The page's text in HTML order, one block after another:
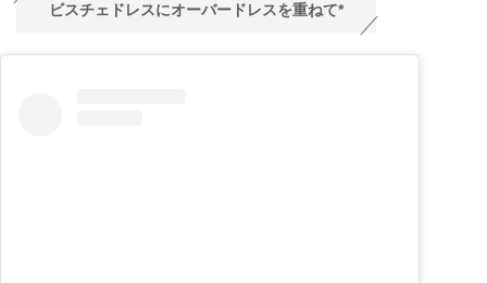
ビスチェドレスにオーバードレスを重ねて*